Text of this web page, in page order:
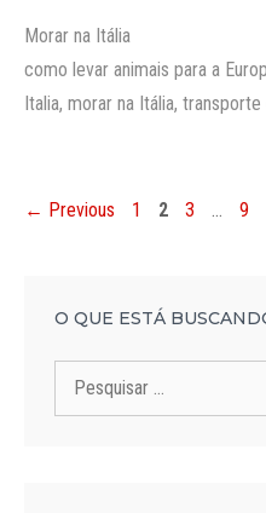
Categorias
Morar na Itália
Tags
como levar animais para a
Italia, morar na Itália, transporte
← Previous Page
1 Page
2 Page
3 … 9
O QUE ESTÁ